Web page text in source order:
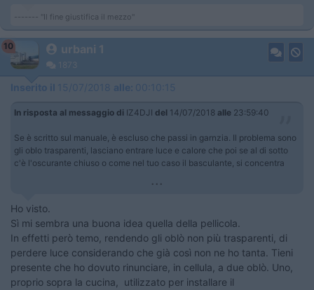
------- "Il fine giustifica il mezzo"
10 urbani 1
1873
Inserito il 15/07/2018 alle: 00:10:15
In risposta al messaggio di IZ4DJI del 14/07/2018 alle 23:59:40
Se è scritto sul manuale, è escluso che passi in garnzia. Il problema sono
gli oblo trasparenti, lasciano entrare luce e calore che poi se al di sotto
c'è l'oscurante chiuso o come nel tuo caso il basculante, si concentra
...
Ho visto.
Sì mi sembra una buona idea quella della pellicola.
In effetti però temo, rendendo gli oblò non più trasparenti, di
perdere luce considerando che già così non ne ho tanta. Tieni
presente che ho dovuto rinunciare, in cellula, a due oblò. Uno,
proprio sopra la cucina, utilizzato per installare il